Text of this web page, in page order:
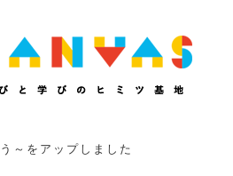
～をアップしました